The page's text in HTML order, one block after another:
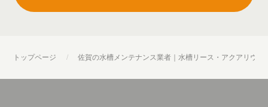
トップページ 佐賀の水槽メンテナンス業者｜水槽リース・アクアリウム